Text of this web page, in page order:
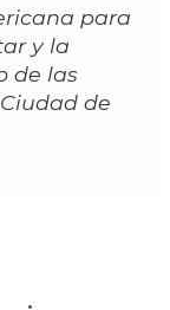
para
y la
de las
de